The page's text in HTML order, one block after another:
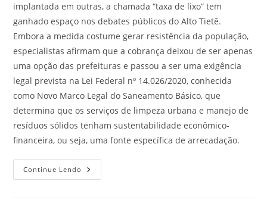
implantada em outras, a chamada “taxa de lixo” tem
ganhado espaço nos debates públicos do Alto Tietê.
Embora a medida costume gerar resistência da população,
especialistas afirmam que a cobrança deixou de ser apenas
uma opção das prefeituras e passou a ser uma exigência
legal prevista na Lei Federal nº 14.026/2020, conhecida
como Novo Marco Legal do Saneamento Básico, que
determina que os serviços de limpeza urbana e manejo de
resíduos sólidos tenham sustentabilidade econômico-
financeira, ou seja, uma fonte específica de arrecadação.
Continue Lendo